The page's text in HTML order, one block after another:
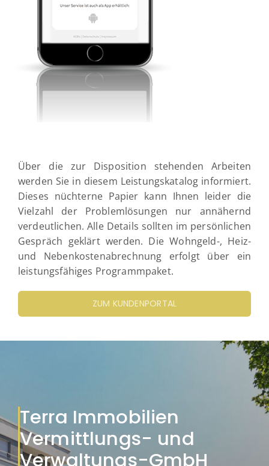
Über die zur Disposition stehenden Arbeiten
werden Sie in diesem Leistungskatalog informiert.
Dieses nüchterne Papier kann Ihnen leider die
Vielzahl der Problemlösungen nur annähernd
verdeutlichen. Alle Details sollten im persönlichen
Gespräch geklärt werden. Die Wohngeld-, Heiz-
und Nebenkostenabrechnung erfolgt über ein
leistungsfähiges Programmpaket.
ZUM KUNDENPORTAL
Terra Immobilien
Vermittlungs- und
Verwaltungs-GmbH